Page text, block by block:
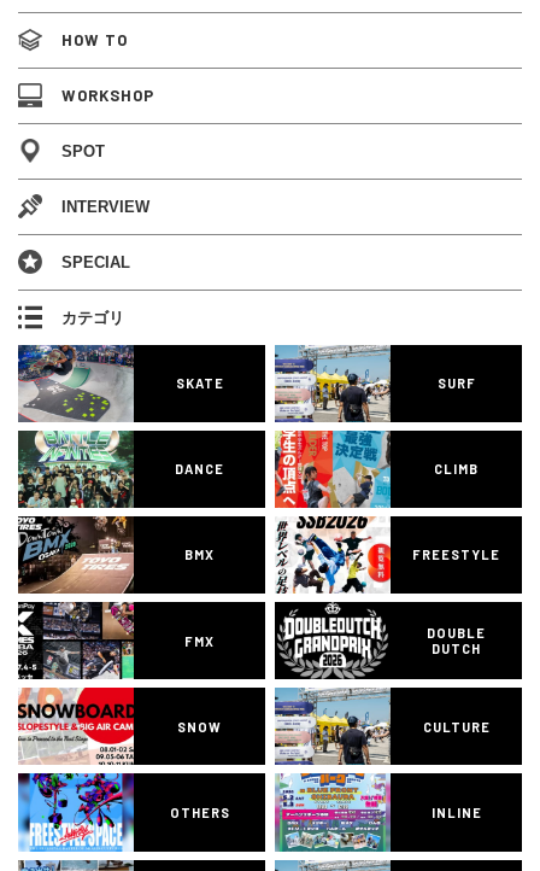
HOW TO
WORKSHOP
SPOT
INTERVIEW
SPECIAL
カテゴリ
SKATE SURF
DANCE CLIMB
BMX FREESTYLE
FMX
DOUBLE
DUTCH
SNOW CULTURE
OTHERS INLINE